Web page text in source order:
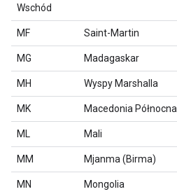
Wschód
MF Saint-Martin
MG Madagaskar
MH Wyspy Marshalla
MK Macedonia Północna
ML Mali
MM Mjanma (Birma)
MN Mongolia